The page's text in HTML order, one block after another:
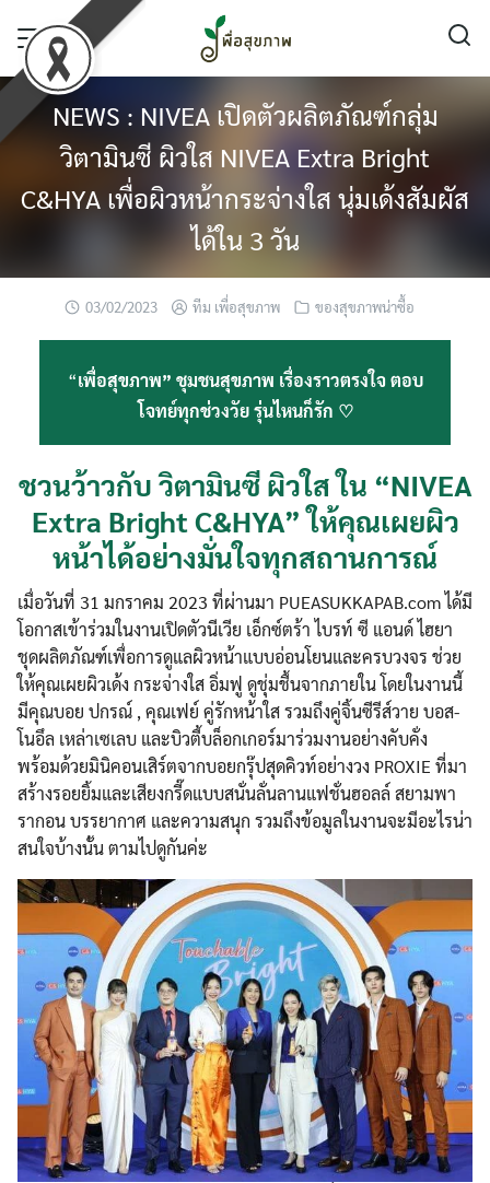
content
NEWS : NIVEA เปิดตัวผลิตภัณฑ์กลุ่ม
วิตามินซี ผิวใส NIVEA Extra Bright
C&HYA เพื่อผิวหน้ากระจ่างใส นุ่มเด้งสัมผัส
ได้ใน 3 วัน
03/02/2023 ทีม เพื่อสุขภาพ ของสุขภาพน่าซื้อ
“เพื่อสุขภาพ” ชุมชนสุขภาพ เรื่องราวตรงใจ ตอบ
โจทย์ทุกช่วงวัย รุ่นไหนก็รัก ♡
ชวนว้าวกับ วิตามินซี ผิวใส ใน “NIVEA
Extra Bright C&HYA” ให้คุณเผยผิว
หน้าได้อย่างมั่นใจทุกสถานการณ์
เมื่อวันที่ 31 มกราคม 2023 ที่ผ่านมา PUEASUKKAPAB.com ได้มี
โอกาสเข้าร่วมในงานเปิดตัวนีเวีย เอ็กซ์ตร้า ไบรท์ ซี แอนด์ ไฮยา
ชุดผลิตภัณฑ์เพื่อการดูแลผิวหน้าแบบอ่อนโยนและครบวงจร ช่วย
ให้คุณเผยผิวเด้ง กระจ่างใส อิ่มฟู ดูชุ่มชื้นจากภายใน โดยในงานนี้
มีคุณบอย ปกรณ์ , คุณเฟย์ คู่รักหน้าใส รวมถึงคู่จิ้นซีรีส์วาย บอส-
โนอึล เหล่าเซเลบ และบิวตี้บล็อกเกอร์มาร่วมงานอย่างคับคั่ง
พร้อมด้วยมินิคอนเสิร์ตจากบอยกรุ๊ปสุดคิวท์อย่างวง PROXIE ที่มา
สร้างรอยยิ้มและเสียงกรี๊ดแบบสนั่นลั่นลานแฟชั่นฮอลล์ สยามพา
รากอน บรรยากาศ และความสนุก รวมถึงข้อมูลในงานจะมีอะไรน่า
สนใจบ้างนั้น ตามไปดูกันค่ะ